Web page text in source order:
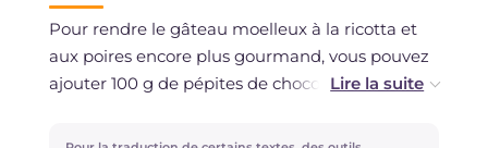
Pour rendre le gâteau moelleux à la ricotta et
aux poires encore plus gourmand, vous pouvez
ajouter 100 g de pépites de chocolat noir à la